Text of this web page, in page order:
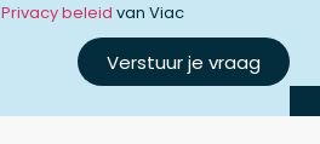
Privacy beleid van Viac
Verstuur je vraag